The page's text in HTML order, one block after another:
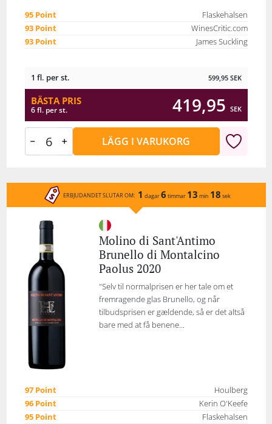
95 Point
Flaskehalsen
93 Point
WinesCritic.com
93 Point
James Suckling
1 fl. per st. 599,95 SEK
BÄSTA PRIS
6 fl. per st. 419,95 SEK
LÄGG I VARUKORG
ERBJUDANDET SLUTAR OM: 1 dagar6 timmar 13 min 18 sek
Molino di Sant'Antimo
Brunello di Montalcino
Paolus 2020
"Selv til normalprisen er her tale om et
fremragende glas Brunello, og når
tilbudsprisen er gældende, så er det altså
bare med at få benene...
97 Point
Houlberg
96 Point
Kerin O'Keefe
95 Point
Flaskehalsen